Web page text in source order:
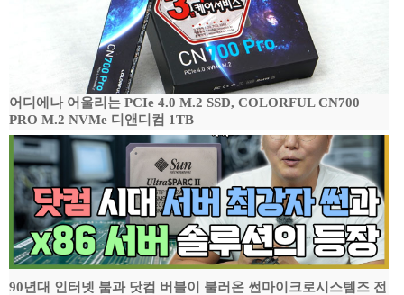
어디에나 어울리는 PCIe 4.0 M.2 SSD, COLORFUL CN700
PRO M.2 NVMe 디앤디컴 1TB
90년대 인터넷 붐과 닷컴 버블이 불러온 썬마이크로시스템즈 전